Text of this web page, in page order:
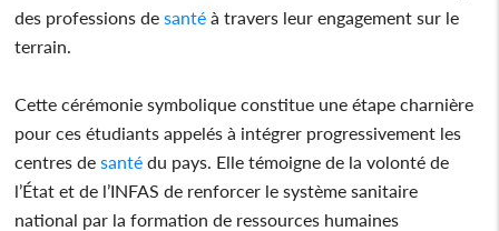
des professions de santé à travers leur engagement sur le
terrain.
Cette cérémonie symbolique constitue une étape charnière
pour ces étudiants appelés à intégrer progressivement les
centres de santé du pays. Elle témoigne de la volonté de
l’État et de l’INFAS de renforcer le système sanitaire
national par la formation de ressources humaines